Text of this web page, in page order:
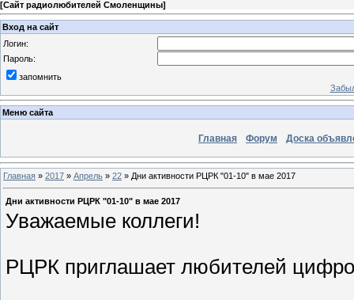
[Сайт радиолюбителей Смоленщины]
Вход на сайт
Логин:
Пароль:
запомнить
Меню сайта
Главная Форум Доска
Главная » 2017 » Апрель » 22 » Дни активности РЦРК "01-10" в мае 2017
Дни активности РЦРК "01-10" в мае 2017
Уважаемые коллеги!
РЦРК приглашает любителей